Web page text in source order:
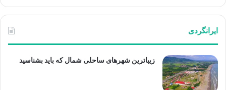
ایرانگردی
زیباترین شهرهای ساحلی شمال که باید بشناسید